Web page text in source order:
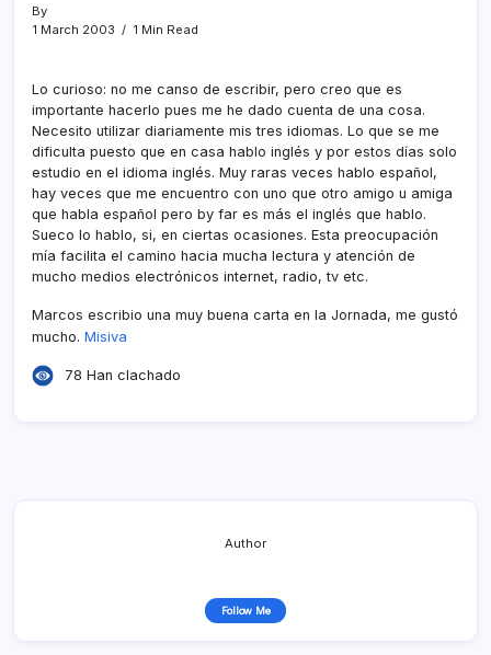
By
1 March 2003
1 Min Read
Lo curioso: no me canso de escribir, pero creo que es
importante hacerlo pues me he dado cuenta de una cosa.
Necesito utilizar diariamente mis tres idiomas. Lo que se me
dificulta puesto que en casa hablo inglés y por estos dí­as solo
estudio en el idioma inglés. Muy raras veces hablo español,
hay veces que me encuentro con uno que otro amigo u amiga
que habla español pero by far es más el inglés que hablo.
Sueco lo hablo, si, en ciertas ocasiones. Esta preocupación
mí­a facilita el camino hacia mucha lectura y atención de
mucho medios electrónicos internet, radio, tv etc.
Marcos escribio una muy buena carta en la Jornada, me gustó
mucho. Misiva
78 Han clachado
Author
Follow Me